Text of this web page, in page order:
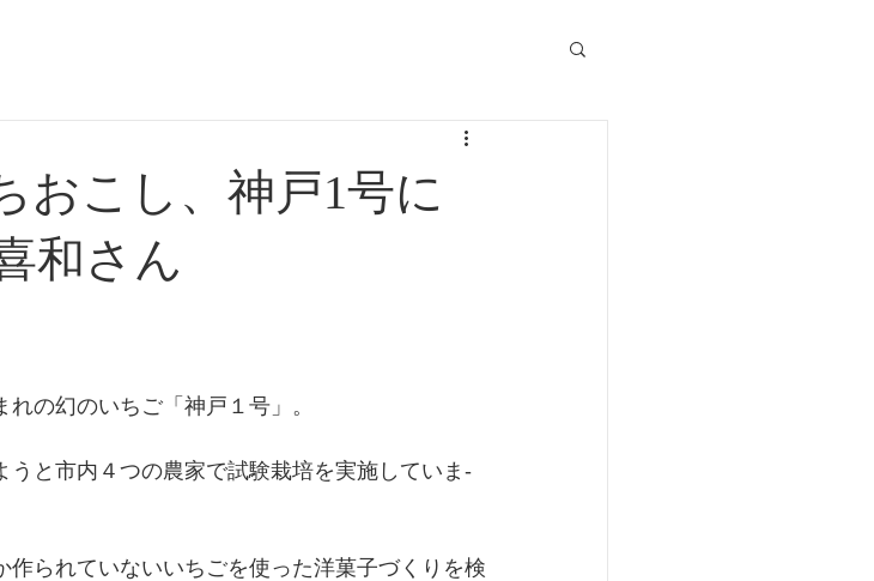
おこし、神戸1号に
和さん
の幻のいちご「神戸１号」。
うと市内４つの農家で試験栽培を実施していま­
られていないいちごを使った洋菓子づくりを­検